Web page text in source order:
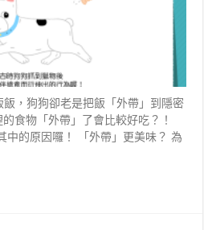
，狗狗卻老是把飯「外帶」到隱密
食物「外帶」了會比較好吃？！
中的原因囉！ 「外帶」更美味？ 為